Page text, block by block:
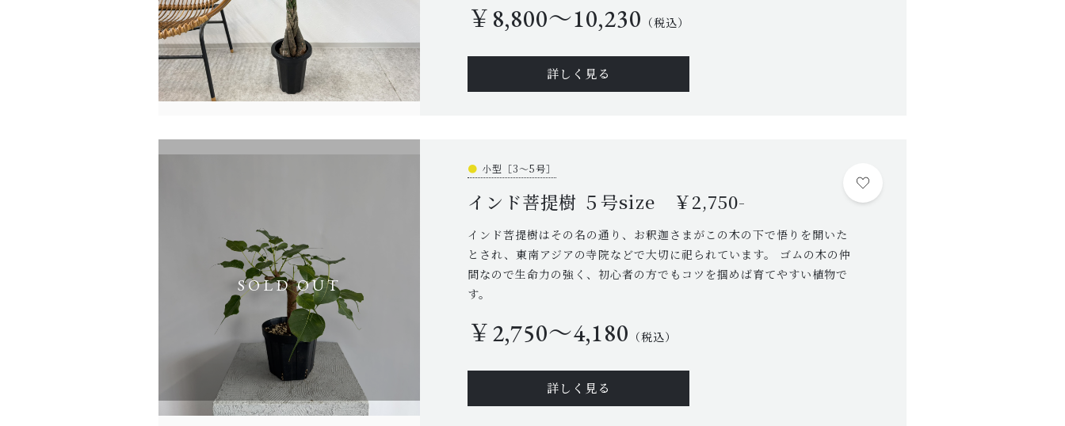
SHOPPING GUIDE
ショッピングガイド
PRIVACY
プライバシーポリシー
￥8,800〜10,230 （税込）
詳しく見る
● 小型［3～5号］
インド菩提樹 ５号size ￥2,750-
インド菩提樹はその名の通り、お釈迦さまがこの木の下で悟りを開いた
とされ、東南アジアの寺院などで大切に祀られています。 ゴムの木の仲
間なので生命力の強く、初心者の方でもコツを掴めば育てやすい植物で
す。
￥2,750〜4,180 （税込）
詳しく見る